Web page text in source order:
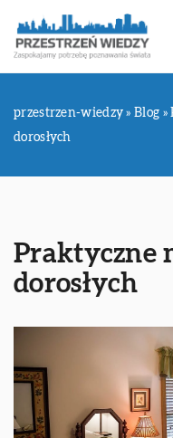
przestrzen-wiedzy »Blog »
dorosłych
Praktyczne
dorosłych